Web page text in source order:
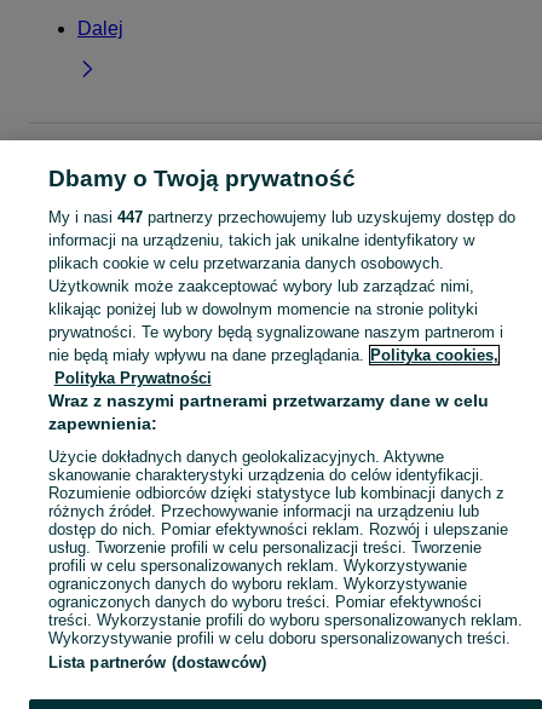
Dalej
Lubuskie
Pozostałe - Żary
KATEGORIA
Zobacz
Mapa kategorii
Mapa miejscowości
Mapa ministron
Popularne wyszukiwania
Dbamy o Twoją prywatność
My i nasi 447partnerzy przechowujemy lub uzyskujemy dostęp do
informacji na urządzeniu, takich jak unikalne identyfikatory w
plikach cookie w celu przetwarzania danych osobowych.
Użytkownik może zaakceptować wybory lub zarządzać nimi,
klikając poniżej lub w dowolnym momencie na stronie polityki
prywatności. Te wybory będą sygnalizowane naszym partnerom i
nie będą miały wpływu na dane przeglądania. Polityka cookies,
Polityka Prywatności
Wraz z naszymi partnerami przetwarzamy dane w celu
zapewnienia:
Użycie dokładnych danych geolokalizacyjnych. Aktywne
skanowanie charakterystyki urządzenia do celów identyfikacji.
Rozumienie odbiorców dzięki statystyce lub kombinacji danych z
różnych źródeł. Przechowywanie informacji na urządzeniu lub
dostęp do nich. Pomiar efektywności reklam. Rozwój i ulepszanie
usług. Tworzenie profili w celu personalizacji treści. Tworzenie
profili w celu spersonalizowanych reklam. Wykorzystywanie
ograniczonych danych do wyboru reklam. Wykorzystywanie
ograniczonych danych do wyboru treści. Pomiar efektywności
treści. Wykorzystanie profili do wyboru spersonalizowanych reklam.
Wykorzystywanie profili w celu doboru spersonalizowanych treści.
Lista partnerów (dostawców)